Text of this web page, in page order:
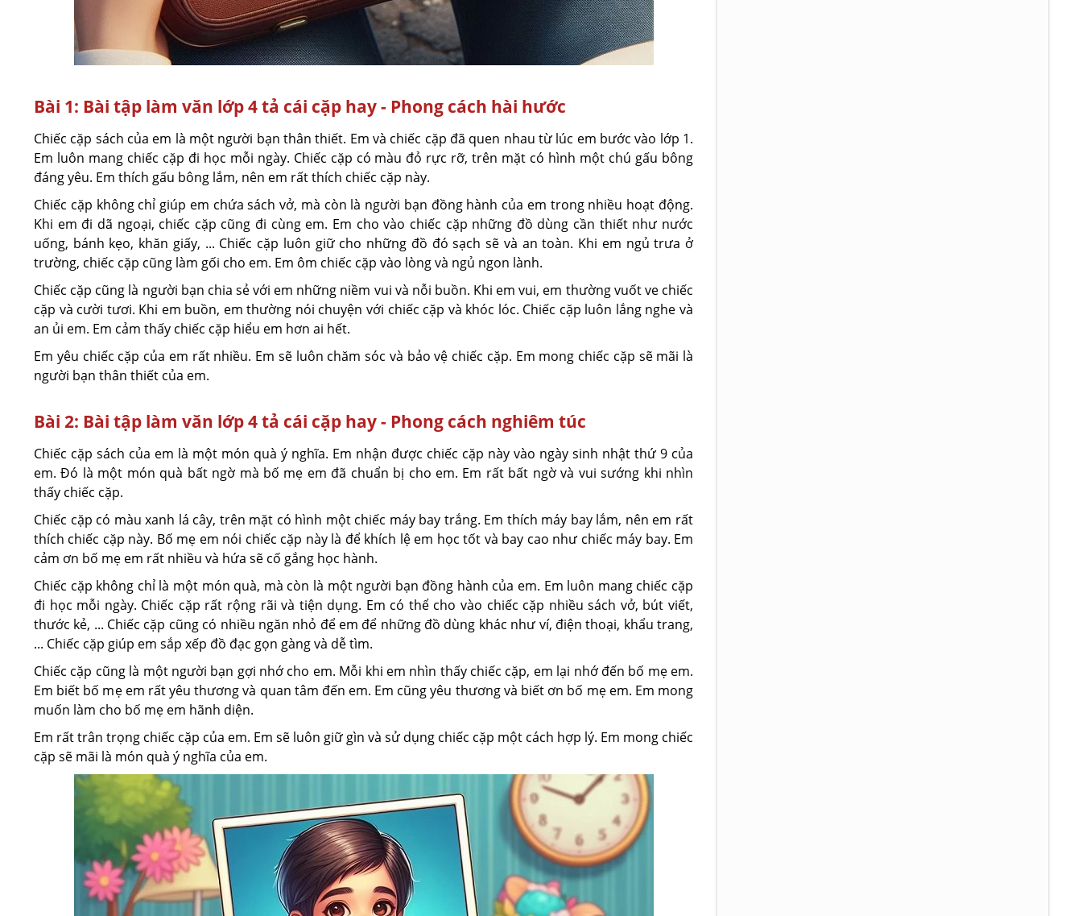
Bài 1: Bài tập làm văn lớp 4 tả cái cặp hay - Phong cách hài hước
Chiếc cặp sách của em là một người bạn thân thiết. Em và chiếc cặp đã quen nhau từ lúc em bước vào lớp 1.
Em luôn mang chiếc cặp đi học mỗi ngày. Chiếc cặp có màu đỏ rực rỡ, trên mặt có hình một chú gấu bông
đáng yêu. Em thích gấu bông lắm, nên em rất thích chiếc cặp này.
Chiếc cặp không chỉ giúp em chứa sách vở, mà còn là người bạn đồng hành của em trong nhiều hoạt động.
Khi em đi dã ngoại, chiếc cặp cũng đi cùng em. Em cho vào chiếc cặp những đồ dùng cần thiết như nước
uống, bánh kẹo, khăn giấy, ... Chiếc cặp luôn giữ cho những đồ đó sạch sẽ và an toàn. Khi em ngủ trưa ở
trường, chiếc cặp cũng làm gối cho em. Em ôm chiếc cặp vào lòng và ngủ ngon lành.
Chiếc cặp cũng là người bạn chia sẻ với em những niềm vui và nỗi buồn. Khi em vui, em thường vuốt ve chiếc
cặp và cười tươi. Khi em buồn, em thường nói chuyện với chiếc cặp và khóc lóc. Chiếc cặp luôn lắng nghe và
an ủi em. Em cảm thấy chiếc cặp hiểu em hơn ai hết.
Em yêu chiếc cặp của em rất nhiều. Em sẽ luôn chăm sóc và bảo vệ chiếc cặp. Em mong chiếc cặp sẽ mãi là
người bạn thân thiết của em.
Bài 2: Bài tập làm văn lớp 4 tả cái cặp hay - Phong cách nghiêm túc
Chiếc cặp sách của em là một món quà ý nghĩa. Em nhận được chiếc cặp này vào ngày sinh nhật thứ 9 của
em. Đó là một món quà bất ngờ mà bố mẹ em đã chuẩn bị cho em. Em rất bất ngờ và vui sướng khi nhìn
thấy chiếc cặp.
Chiếc cặp có màu xanh lá cây, trên mặt có hình một chiếc máy bay trắng. Em thích máy bay lắm, nên em rất
thích chiếc cặp này. Bố mẹ em nói chiếc cặp này là để khích lệ em học tốt và bay cao như chiếc máy bay. Em
cảm ơn bố mẹ em rất nhiều và hứa sẽ cố gắng học hành.
Chiếc cặp không chỉ là một món quà, mà còn là một người bạn đồng hành của em. Em luôn mang chiếc cặp
đi học mỗi ngày. Chiếc cặp rất rộng rãi và tiện dụng. Em có thể cho vào chiếc cặp nhiều sách vở, bút viết,
thước kẻ, ... Chiếc cặp cũng có nhiều ngăn nhỏ để em để những đồ dùng khác như ví, điện thoại, khẩu trang,
... Chiếc cặp giúp em sắp xếp đồ đạc gọn gàng và dễ tìm.
Chiếc cặp cũng là một người bạn gợi nhớ cho em. Mỗi khi em nhìn thấy chiếc cặp, em lại nhớ đến bố mẹ em.
Em biết bố mẹ em rất yêu thương và quan tâm đến em. Em cũng yêu thương và biết ơn bố mẹ em. Em mong
muốn làm cho bố mẹ em hãnh diện.
Em rất trân trọng chiếc cặp của em. Em sẽ luôn giữ gìn và sử dụng chiếc cặp một cách hợp lý. Em mong chiếc
cặp sẽ mãi là món quà ý nghĩa của em.